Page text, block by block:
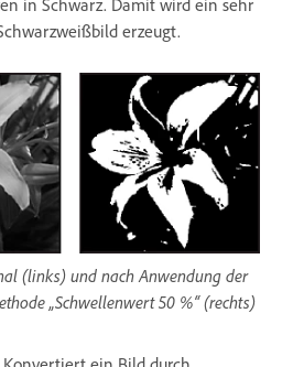
erzeugt.
(links) und nach Anwendung der
„Schwellenwert 50 %“ (rechts)